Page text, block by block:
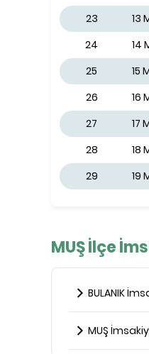
23
13
24
14
25
15
26
16
27
17
28
18
29
19
MUŞ İlçe
BULANIK
MUŞ